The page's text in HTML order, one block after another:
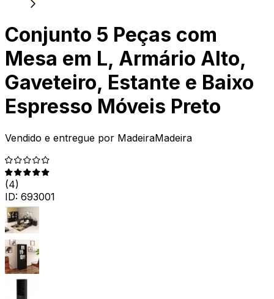
Conjunto 5 Peças com
Mesa em L, Armário Alto,
Gaveteiro, Estante e Baixo
Espresso Móveis Preto
Vendido e entregue por MadeiraMadeira
(4)
ID: 693001